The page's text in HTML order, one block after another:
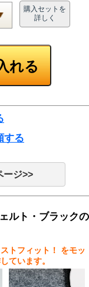
購入セットを
詳しく
する
ージ>>
ルト・ブラックの
トフィット！
をモッ
ています。